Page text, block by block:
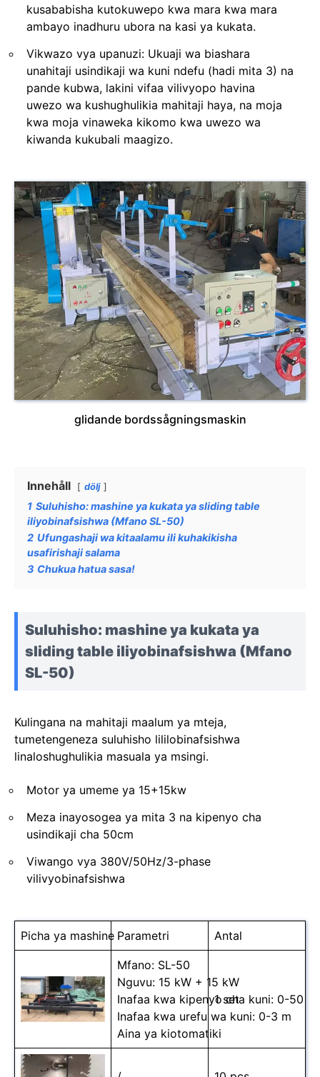
kusababisha kutokuwepo kwa mara kwa mara
ambayo inadhuru ubora na kasi ya kukata.
Vikwazo vya upanuzi: Ukuaji wa biashara
unahitaji usindikaji wa kuni ndefu (hadi mita 3) na
pande kubwa, lakini vifaa vilivyopo havina
uwezo wa kushughulikia mahitaji haya, na moja
kwa moja vinaweka kikomo kwa uwezo wa
kiwanda kukubali maagizo.
glidande bordssågningsmaskin
Innehåll dölj
1 Suluhisho: mashine ya kukata ya sliding table
iliyobinafsishwa (Mfano SL-50)
2 Ufungashaji wa kitaalamu ili kuhakikisha
usafirishaji salama
3 Chukua hatua sasa!
Suluhisho: mashine ya kukata ya
sliding table iliyobinafsishwa (Mfano
SL-50)
Kulingana na mahitaji maalum ya mteja,
tumetengeneza suluhisho lililobinafsishwa
linaloshughulikia masuala ya msingi.
Motor ya umeme ya 15+15kw
Meza inayosogea ya mita 3 na kipenyo cha
usindikaji cha 50cm
Viwango vya 380V/50Hz/3-phase
vilivyobinafsishwa
Picha ya mashine Parametri Antal
Mfano: SL-50
Nguvu: 15 kW + 15 kW
Inafaa kwa kipenyo cha kuni: 0-50
Inafaa kwa urefu wa kuni: 0-3 m
Aina ya kiotomatiki
1 set